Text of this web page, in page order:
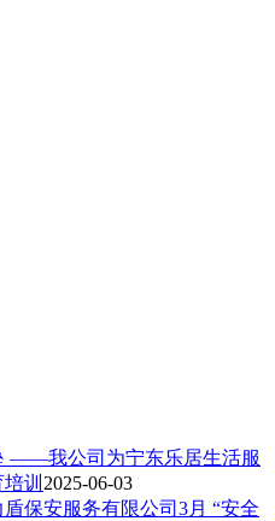
——我公司为宁东乐居生活服
训 2025-06-03
保安服务有限公司3月 “安全